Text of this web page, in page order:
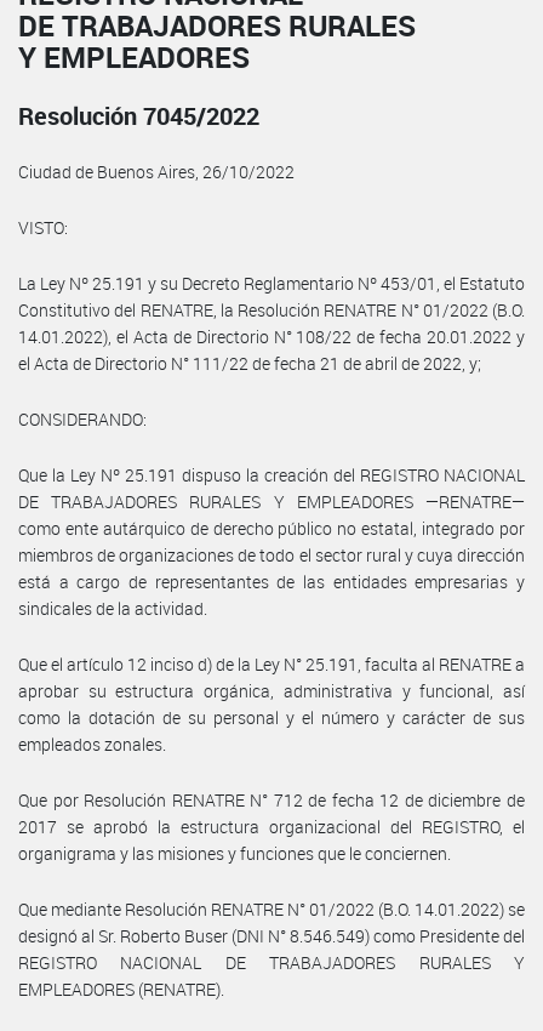
DE TRABAJADORES RURALES
Y EMPLEADORES
Resolución 7045/2022
Ciudad de Buenos Aires, 26/10/2022
VISTO:
La Ley Nº 25.191 y su Decreto Reglamentario Nº 453/01, el Estatuto
Constitutivo del RENATRE, la Resolución RENATRE N° 01/2022 (B.O.
14.01.2022), el Acta de Directorio N° 108/22 de fecha 20.01.2022 y
el Acta de Directorio N° 111/22 de fecha 21 de abril de 2022, y;
CONSIDERANDO:
Que la Ley Nº 25.191 dispuso la creación del REGISTRO NACIONAL
DE TRABAJADORES RURALES Y EMPLEADORES —RENATRE—
como ente autárquico de derecho público no estatal, integrado por
miembros de organizaciones de todo el sector rural y cuya dirección
está a cargo de representantes de las entidades empresarias y
sindicales de la actividad.
Que el artículo 12 inciso d) de la Ley N° 25.191, faculta al RENATRE a
aprobar su estructura orgánica, administrativa y funcional, así
como la dotación de su personal y el número y carácter de sus
empleados zonales.
Que por Resolución RENATRE N° 712 de fecha 12 de diciembre de
2017 se aprobó la estructura organizacional del REGISTRO, el
organigrama y las misiones y funciones que le conciernen.
Que mediante Resolución RENATRE N° 01/2022 (B.O. 14.01.2022) se
designó al Sr. Roberto Buser (DNI N° 8.546.549) como Presidente del
REGISTRO NACIONAL DE TRABAJADORES RURALES Y
EMPLEADORES (RENATRE).